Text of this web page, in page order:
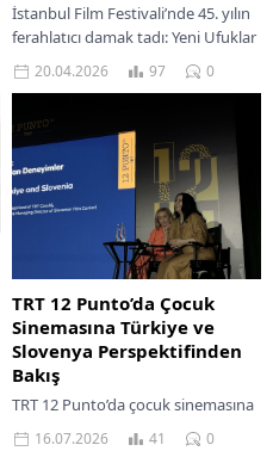
İstanbul Film Festivali’nde 45. yılın
ferahlatıcı damak tadı: Yeni Ufuklar
ve Şu Anın Sinemasıyla büyüleyici
keşifler
20.04.2026 97 0
TRT 12 Punto’da Çocuk
Sinemasına Türkiye ve
Slovenya Perspektifinden
Bakış
TRT 12 Punto’da çocuk sinemasına
Türkiye ve Slovenya
16.07.2026 41 0